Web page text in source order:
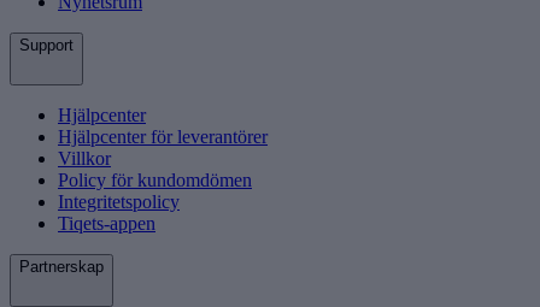
Support
Hjälpcenter
Hjälpcenter för leverantörer
Villkor
Policy för kundomdömen
Integritetspolicy
Tiqets-appen
Partnerskap